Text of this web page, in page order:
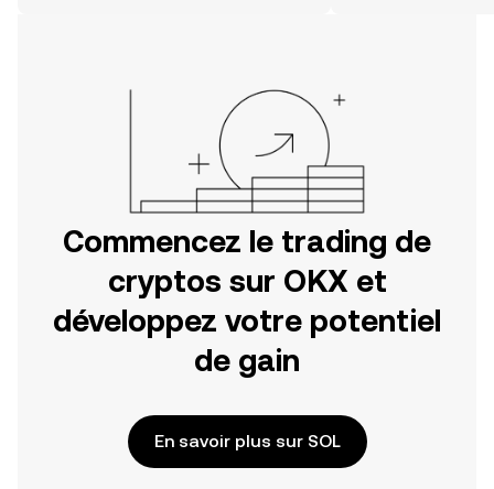
Commencez le trading de
cryptos sur OKX et
développez votre potentiel
de gain
En savoir plus sur SOL